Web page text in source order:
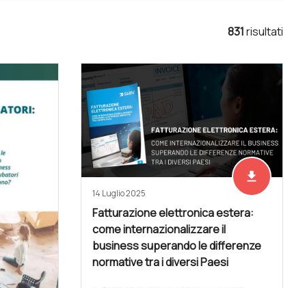
831risultati
Scarica
file_download
14 Luglio 2025
Fatturazione elettronica estera:
come internazionalizzare il
business superando le differenze
normative tra i diversi Paesi